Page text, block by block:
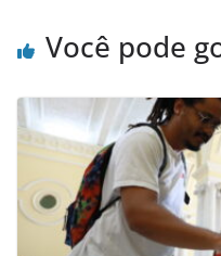
Você pode